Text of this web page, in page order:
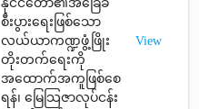
နိုင်ငံတော်၏အခြေခံ
စီးပွားရေးဖြစ်သော
လယ်ယာကဏ္ဍဖွံ့ဖြိုး
တိုးတက်ရေးကို
အထောက်အကူဖြစ်စေ
ရန်၊ မြေသြဇာလုပ်ငန်း
View